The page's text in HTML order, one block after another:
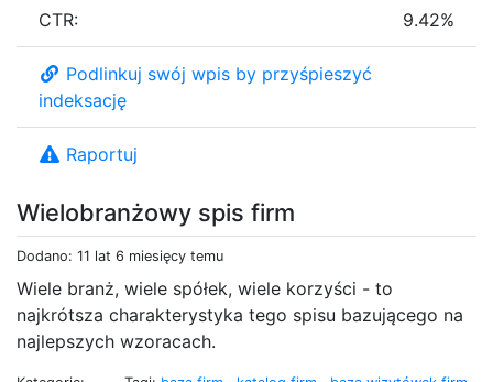
Wielobranżowy spis firm
Dodano: 11 lat 6 miesięcy temu
Wiele branż, wiele spółek, wiele korzyści - to
najkrótsza charakterystyka tego spisu bazującego na
najlepszych wzoracach.
CTR: 9.42%
Podlinkuj swój wpis by przyśpieszyć
indeksację
Raportuj